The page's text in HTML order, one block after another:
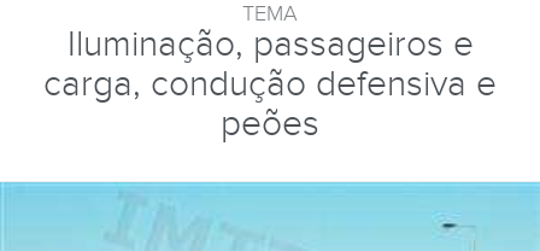
TEMA
Iluminação, passageiros e
carga, condução defensiva e
peões